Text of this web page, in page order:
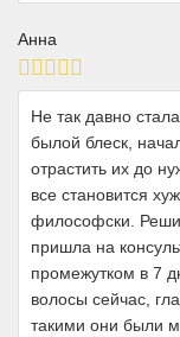
Анна
Не так давно
былой блеск,
отрастить их до
все становится
философски.
пришла на
промежутком в 7
волосы сейчас,
такими они были